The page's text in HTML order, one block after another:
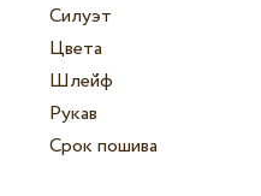
Силуэт
Цвета
Шлейф
Рукав
Срок пошива